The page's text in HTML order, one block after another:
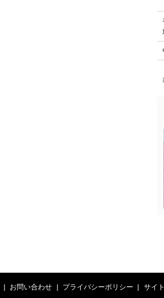
お問い合わせ プライバシーポリシー
サイ